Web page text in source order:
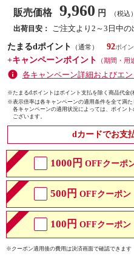
販売価格 9,960 円 （税込）
出荷目安：
ご注文より2～3日中
たまるdポイント
（通常）
92
+キャンペーンポイント
（期間・用
各キャンペーン詳細およびエ
※たまるdポイントはポイント支払を除く商品代金(
※表示倍率は各キャンペーンの適用条件を全て満た
各キャンペーンの適用状況によっては、ポイン
ございます。
dカードでお支
1000円 OFFクーポ
500円 OFFクーポン
100円 OFFクーポン
※クーポン適用後の費用は決済画面で確認できます